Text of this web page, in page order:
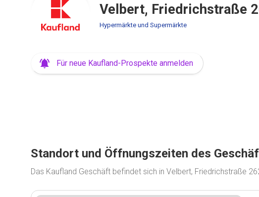
Velbert, Friedrichstraße
Hypermärkte und Supermärkte
Für neue Kaufland-Prospekte anmelden
Standort und Öffnungszeiten des
Das Kaufland Geschäft befindet sich in Velbert, Friedrichstraße